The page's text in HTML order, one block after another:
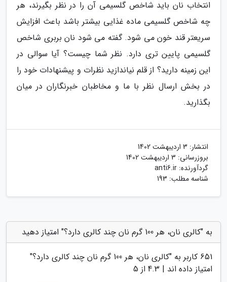
انتخاب نان باید شاخص گلسیمی آن را در نظر بگیرند، هر
چه شاخص گلسیمی ماده غذایی بیشتر باشد باعث افزایش
سریعتر قند خون می شود. گفته می شود نان بربری شاخص
گلسیمی پایین تری دارد. نظر شما چیست؟ آیا سوالی در
این زمینه دارید؟ از قلم نیاندازید نظرات و پیشنهادات خود را
در بخش ارسال نظر با ما و مخاطبان خبرنگاران در میان
بگذارید.
انتشار: 3 اردیبهشت 1402
بروزرسانی: 3 اردیبهشت 1402
گردآورنده: anti6.ir
شناسه مطلب: 193
به "کالری نان، هر 100 گرم نان چند کالری دارد؟" امتیاز دهید
651 کاربر به "کالری نان، هر 100 گرم نان چند کالری دارد؟
"
امتیاز داده اند | 4.3 از 5